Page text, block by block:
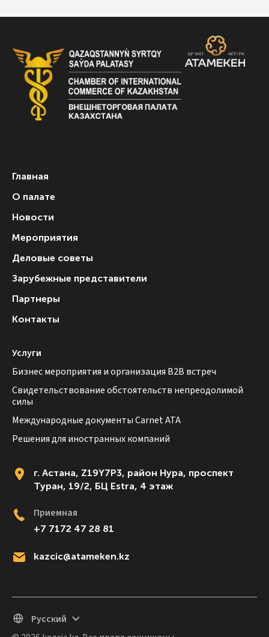
Главная
О палате
Новости
Мероприятия
Деловые советы
Зарубежные представители
Партнеры
Контакты
Услуги
Бизнес мероприятия и организация B2B встреч
Свидетельствование обстоятельств непреодолимой
силы
Международные документы Carnet ATA
Решения для иностранных компаний
г. Астана, Z19Y7P3, район Нура, проспект
Туран, 19/2, БЦ Estra, 4 этаж
Приемная
+7 7172 47 28 81
kazcic@atameken.kz
Русский